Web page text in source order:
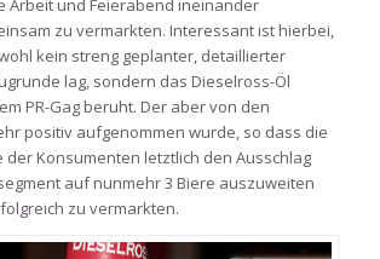
Arbeit und Feierabend ineinander
zu vermarkten. Interessant ist hierbei,
kein streng geplanter, detaillierter
lag, sondern das Dieselross-Öl
PR-Gag beruht. Der aber von den
positiv aufgenommen wurde, so dass die
der Konsumenten letztlich den Ausschlag
auf nunmehr 3 Biere auszuweiten
zu vermarkten.